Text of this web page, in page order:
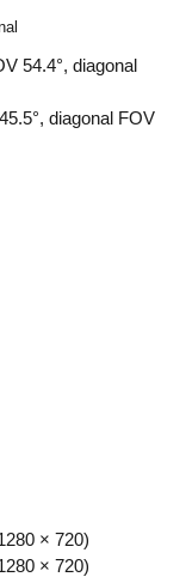
54.4°, diagonal
diagonal FOV
× 720)
× 720)